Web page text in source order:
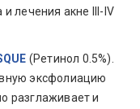
и лечения акне III-IV
(Ретинол 0.5%).
эксфолиацию
разглаживает и